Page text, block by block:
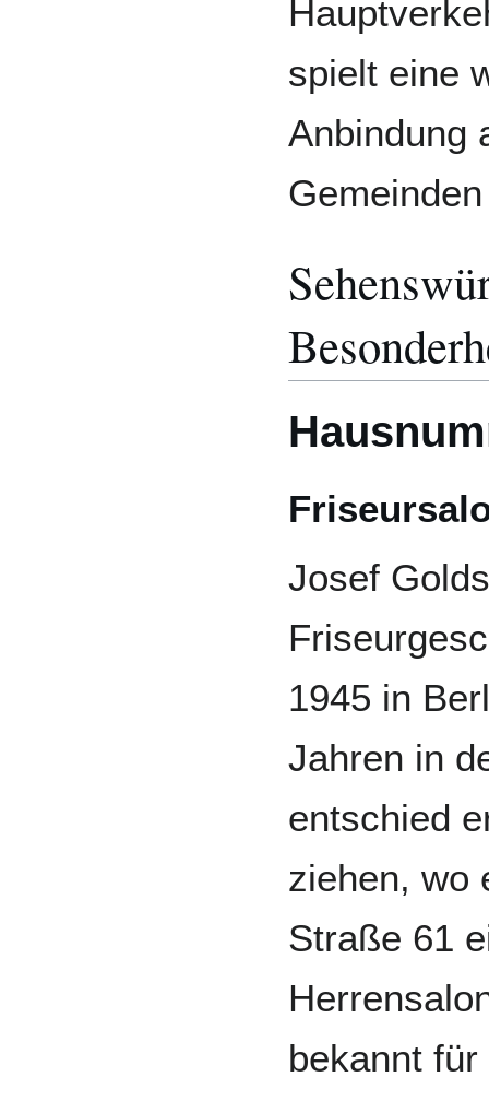
spielt eine
Anbindung
Josef
1945 in
Jahren in
entschied
ziehen, wo
Straße 61
bekannt